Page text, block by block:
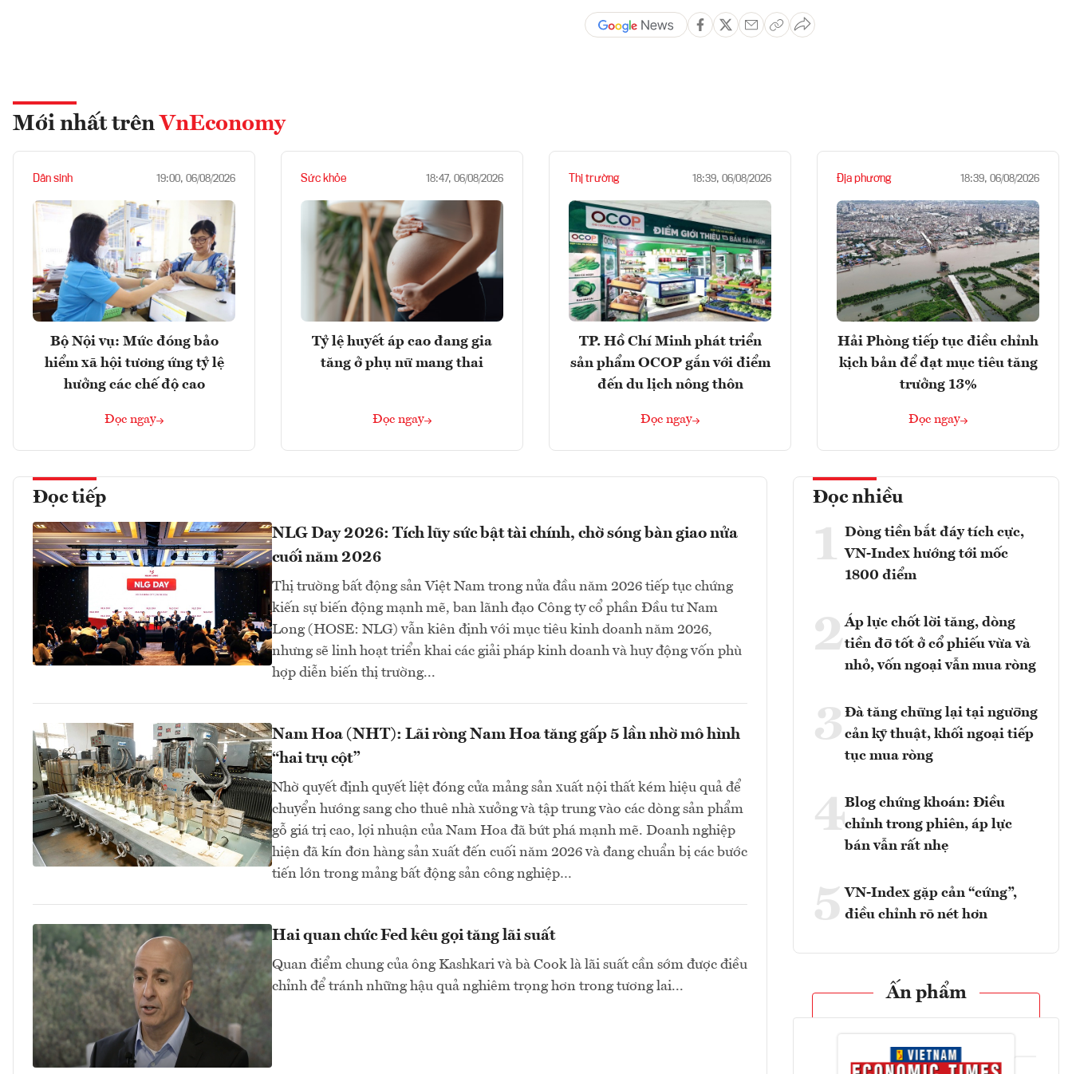
Mới nhất trên VnEconomy
Dân sinh 19:00, 06/08/2026
Bộ Nội vụ: Mức đóng bảo
hiểm xã hội tương ứng tỷ lệ
hưởng các chế độ cao
Đọc ngay
Sức khỏe 18:47, 06/08/2026
Tỷ lệ huyết áp cao đang gia
tăng ở phụ nữ mang thai
Đọc ngay
Thị trường 18:39, 06/08/2026
TP. Hồ Chí Minh phát triển
sản phẩm OCOP gắn với điểm
đến du lịch nông thôn
Đọc ngay
Địa phương 18:39, 06/08/2026
Hải Phòng tiếp tục điều chỉnh
kịch bản để đạt mục tiêu tăng
trưởng 13%
Đọc ngay
Đọc tiếp
NLG Day 2026: Tích lũy sức bật tài chính, chờ sóng bàn giao nửa
cuối năm 2026
Thị trường bất động sản Việt Nam trong nửa đầu năm 2026 tiếp tục chứng
kiến sự biến động mạnh mẽ, ban lãnh đạo Công ty cổ phần Đầu tư Nam
Long (HOSE: NLG) vẫn kiên định với mục tiêu kinh doanh năm 2026,
nhưng sẽ linh hoạt triển khai các giải pháp kinh doanh và huy động vốn phù
hợp diễn biến thị trường...
Nam Hoa (NHT): Lãi ròng Nam Hoa tăng gấp 5 lần nhờ mô hình
“hai trụ cột”
Nhờ quyết định quyết liệt đóng cửa mảng sản xuất nội thất kém hiệu quả để
chuyển hướng sang cho thuê nhà xưởng và tập trung vào các dòng sản phẩm
gỗ giá trị cao, lợi nhuận của Nam Hoa đã bứt phá mạnh mẽ. Doanh nghiệp
hiện đã kín đơn hàng sản xuất đến cuối năm 2026 và đang chuẩn bị các bước
tiến lớn trong mảng bất động sản công nghiệp…
Hai quan chức Fed kêu gọi tăng lãi suất
Quan điểm chung của ông Kashkari và bà Cook là lãi suất cần sớm được điều
chỉnh để tránh những hậu quả nghiêm trọng hơn trong tương lai...
Đọc nhiều
1 Dòng tiền bắt đáy tích cực,
VN-Index hướng tới mốc
1800 điểm
2Áp lực chốt lời tăng, dòng
tiền đỡ tốt ở cổ phiếu vừa và
nhỏ, vốn ngoại vẫn mua ròng
3 Đà tăng chững lại tại ngưỡng
cản kỹ thuật, khối ngoại tiếp
tục mua ròng
4Blog chứng khoán: Điều
chỉnh trong phiên, áp lực
bán vẫn rất nhẹ
5 VN-Index gặp cản “cứng”,
điều chỉnh rõ nét hơn
Ấn phẩm